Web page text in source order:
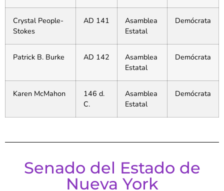
Crystal People-
Stokes
AD 141
Asamblea
Estatal
Demócrata
Patrick B. Burke AD 142
Asamblea
Estatal
Demócrata
Karen McMahon
146 d.
C.
Asamblea
Estatal
Demócrata
Senado del Estado de
Nueva York